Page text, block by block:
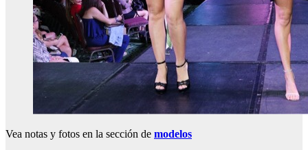
Vea notas y fotos en la sección de modelos